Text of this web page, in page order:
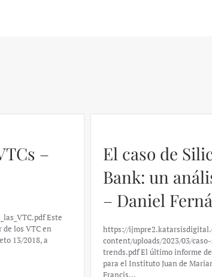
–
Este
los VTC en
13/2018, a
El caso de
Bank: un
– Daniel
https://
content/uploads/2023/03/
trends.pdf El último informe
para el Instituto Juan de
Francis…